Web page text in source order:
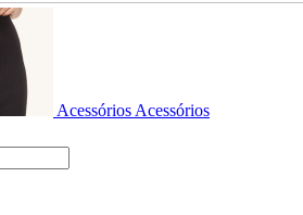
Acessórios Acessórios